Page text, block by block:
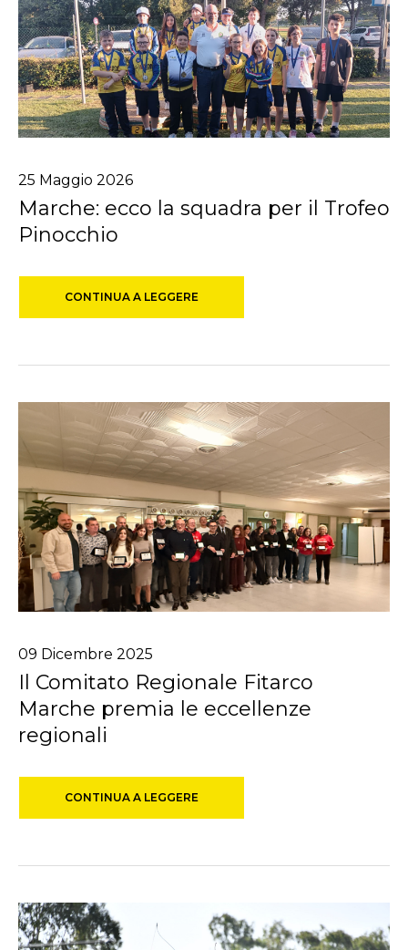
25 Maggio 2026
Marche: ecco la squadra per il Trofeo
Pinocchio
CONTINUA A LEGGERE
09 Dicembre 2025
Il Comitato Regionale Fitarco
Marche premia le eccellenze
regionali
CONTINUA A LEGGERE